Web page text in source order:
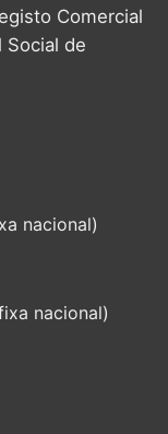
Comercial
Social de
nacional)
nacional)